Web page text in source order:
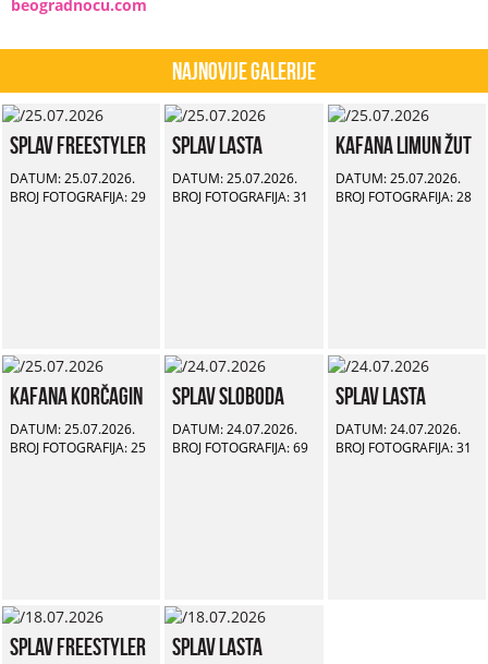
beogradnocu.com
Najnovije Galerije
Splav Freestyler
DATUM: 25.07.2026.
BROJ FOTOGRAFIJA: 29
Splav Lasta
DATUM: 25.07.2026.
BROJ FOTOGRAFIJA: 31
Kafana Limun Žut
DATUM: 25.07.2026.
BROJ FOTOGRAFIJA: 28
Kafana Korčagin
DATUM: 25.07.2026.
BROJ FOTOGRAFIJA: 25
Splav Sloboda
DATUM: 24.07.2026.
BROJ FOTOGRAFIJA: 69
Splav Lasta
DATUM: 24.07.2026.
BROJ FOTOGRAFIJA: 31
Splav Freestyler Splav Lasta